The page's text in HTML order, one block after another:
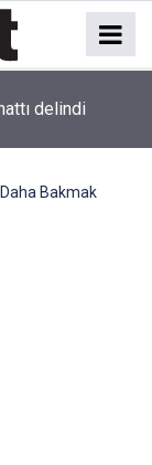
delindi
Bakmak